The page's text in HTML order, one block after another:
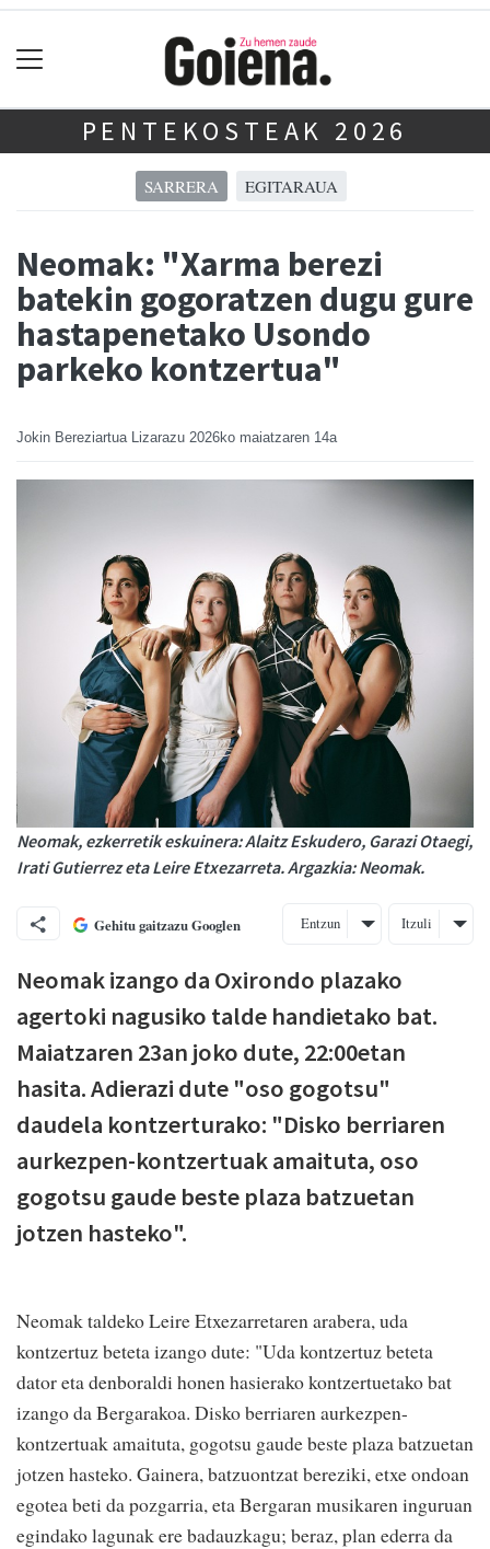
PENTEKOSTEAK 2026
SARRERA EGITARAUA
Neomak: "Xarma berezi
batekin gogoratzen dugu gure
hastapenetako Usondo
parkeko kontzertua"
Jokin Bereziartua Lizarazu 2026ko maiatzaren 14a
Neomak, ezkerretik eskuinera: Alaitz Eskudero, Garazi Otaegi,
Irati Gutierrez eta Leire Etxezarreta. Argazkia: Neomak.
Gehitu gaitzazu Googlen Entzun Itzuli
Neomak izango da Oxirondo plazako
agertoki nagusiko talde handietako bat.
Maiatzaren 23an joko dute, 22:00etan
hasita. Adierazi dute "oso gogotsu"
daudela kontzerturako: "Disko berriaren
aurkezpen-kontzertuak amaituta, oso
gogotsu gaude beste plaza batzuetan
jotzen hasteko".
Neomak taldeko Leire Etxezarretaren arabera, uda
kontzertuz beteta izango dute: "Uda kontzertuz beteta
dator eta denboraldi honen hasierako kontzertuetako bat
izango da Bergarakoa. Disko berriaren aurkezpen-
kontzertuak amaituta, gogotsu gaude beste plaza batzuetan
jotzen hasteko. Gainera, batzuontzat bereziki, etxe ondoan
egotea beti da pozgarria, eta Bergaran musikaren inguruan
egindako lagunak ere badauzkagu; beraz, plan ederra da